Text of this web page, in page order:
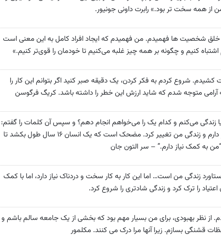
از همه سخت تر بود.» رابرت داونی جونیور.
خلق شخصیت ها فهمیدم. من فهمیدم که ایجاد افراد کامل به این معنی است
اشتباه کنیم و چگونه بر همه چیز غلبه می‌کنیم تا خودمان را قوی‌تر کنیم.»
شروع کردم به فکر کردن، یک دقیقه صبر کنید اگر بتوانم این کار را
آرامی متوجه شدم که شاید ارزش این خطر را داشته باشد. کریگ فرگوسن
زندگی می‌کنم و کدام یک را می‌خواهم انجام دهم؟ و سپس آن کلمات را گفتم:
“من کمک خواهم گرفت” یا “من به کمک نیاز دارم و زندگی من تغییر کرد. مضحک است که یک انسان ۱۶ سال طول بکشد تا
به کمک نیاز دارم.” – سر التون جان
زندگی من است… اما این کار به کار سخت و دردناک نیاز دارد، اما با کمک
اعتیاد را ترک کرد و زندگی شادتری را شروع کرد.
از نظر بهبودی، برای من بسیار مهم بود که بخشی از یک جامعه سالم باشم و
قشنگی بسازم. زیرا آنها مرا درک می کنند. مکلمور